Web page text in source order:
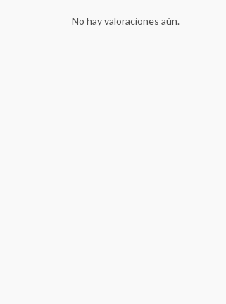
No hay valoraciones aún.